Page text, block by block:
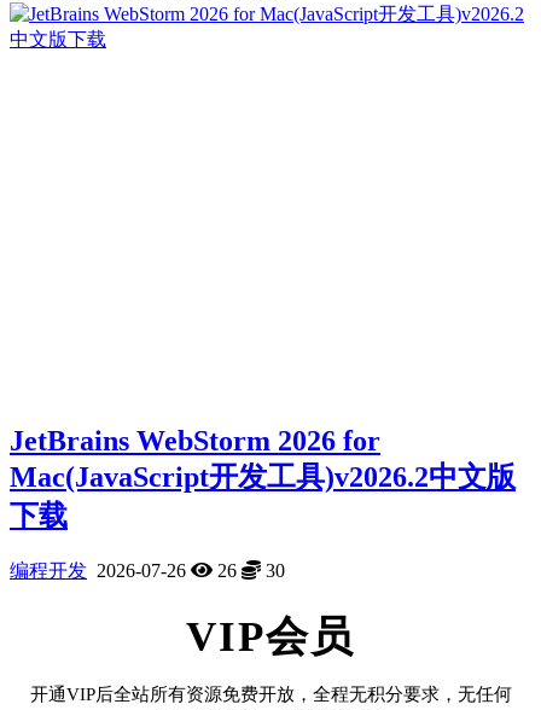
JetBrains WebStorm 2026 for
Mac(JavaScript开发工具)v2026.2中文版
下载
编程开发 2026-07-26 26 30
VIP会员
开通VIP后全站所有资源免费开放，全程无积分要求，无任何